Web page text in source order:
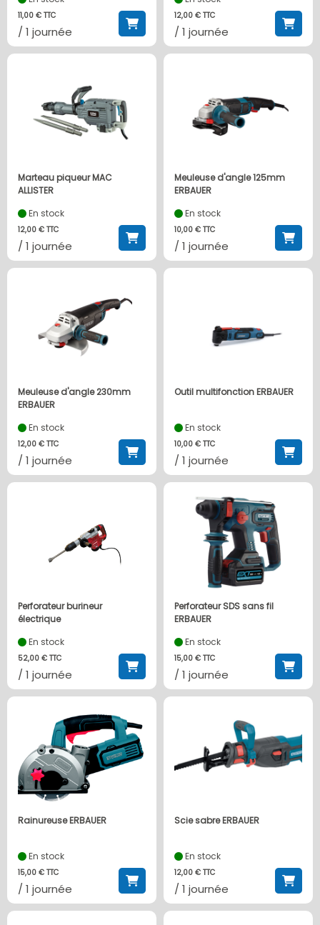
11,00 € TTC
/ 1 journée
12,00 € TTC
/ 1 journée
Marteau piqueur MAC
ALLISTER
En stock
12,00 € TTC
/ 1 journée
Meuleuse d'angle 125mm
ERBAUER
En stock
10,00 € TTC
/ 1 journée
Meuleuse d'angle 230mm
ERBAUER
En stock
12,00 € TTC
/ 1 journée
Outil multifonction ERBAUER
En stock
10,00 € TTC
/ 1 journée
Perforateur burineur
électrique
En stock
52,00 € TTC
/ 1 journée
Perforateur SDS sans fil
ERBAUER
En stock
15,00 € TTC
/ 1 journée
Rainureuse ERBAUER
En stock
15,00 € TTC
/ 1 journée
Scie sabre ERBAUER
En stock
12,00 € TTC
/ 1 journée